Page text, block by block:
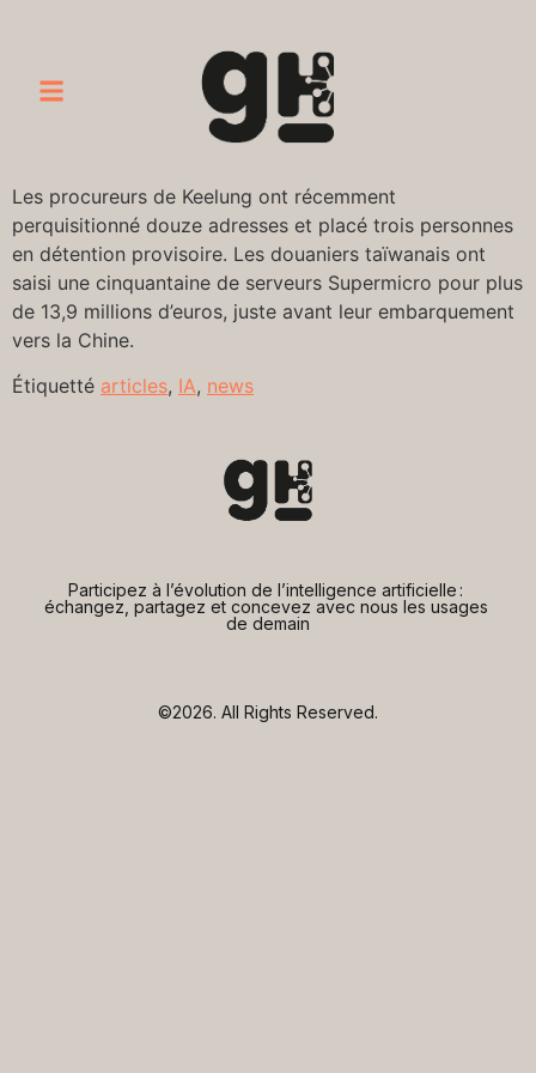
Les procureurs de Keelung ont récemment
perquisitionné douze adresses et placé trois personnes
en détention provisoire. Les douaniers taïwanais ont
saisi une cinquantaine de serveurs Supermicro pour plus
de 13,9 millions d’euros, juste avant leur embarquement
vers la Chine.
Étiquetté articles, IA, news
Participez à l’évolution de l’intelligence artificielle :
échangez, partagez et concevez avec nous les usages
de demain
©2026. All Rights Reserved.